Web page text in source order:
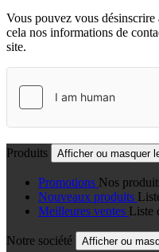
Vous pouvez vous
cela nos informations de
site.
Produits Afficher ou masquer
Promotions Nos
Nouveaux produits
Meilleures ventes Liste
Notre société Afficher ou